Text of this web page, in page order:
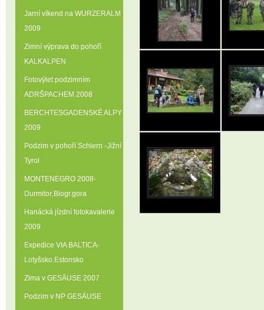
Jarní víkend na WURZERALM
2009
Zimní výprava do pohoří
KALKALPEN
Fotovýlet podzimním
ADRŠPACHEM 2008
BERCHTESGADENSKÉ ALPY
2009
Podzim v pohoří Schlern -Jižní
Tyrol
MONTENEGRO 2008-
Durmitor‚Biogr.gora
Hanácká jízdní fotokavalerie
2009
Expedice VIA BALTICA-
Lotyšsko.Estonsko
Zima v GESÄUSE 2007
Podzim v NP GESÄUSE